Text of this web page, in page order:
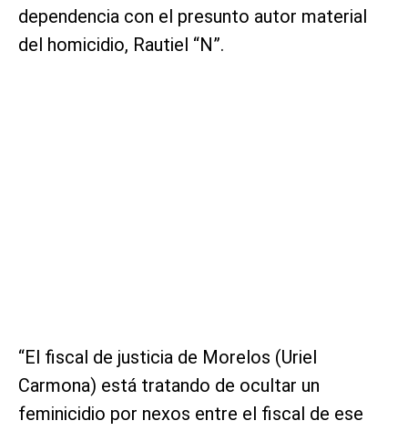
dependencia con el presunto autor material
del homicidio, Rautiel “N”.
“El fiscal de justicia de Morelos (Uriel
Carmona) está tratando de ocultar un
feminicidio por nexos entre el fiscal de ese